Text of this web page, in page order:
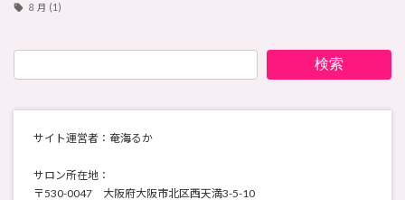
８月 (1)
検索
サイト運営者：奄海るか
サロン所在地：
〒530-0047 大阪府大阪市北区西天満3-5-10